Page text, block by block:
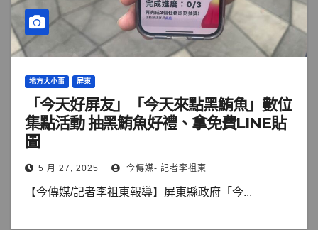
地方大小事 屏東
「今天好屏友」「今天來點黑鮪魚」數位
集點活動 抽黑鮪魚好禮、拿免費LINE貼
圖
5 月 27, 2025 今傳媒- 記者李祖東
【今傳媒/記者李祖東報導】屏東縣政府「今...